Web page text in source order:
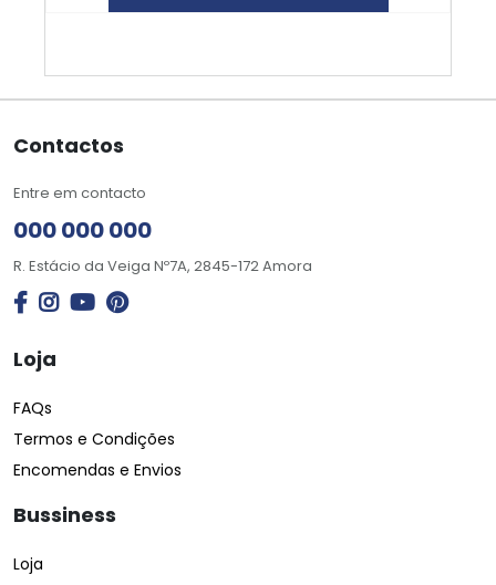
Contactos
Entre em contacto
000 000 000
R. Estácio da Veiga Nº7A, 2845-172 Amora
Loja
FAQs
Termos e Condições
Encomendas e Envios
Bussiness
Loja